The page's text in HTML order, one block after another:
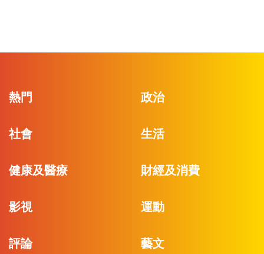
熱門 政治
社會 生活
健康及醫療 財經及消費
影視 運動
評論 藝文